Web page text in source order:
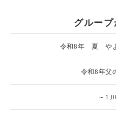
グルー
令和8年 夏 や
令和8年父
～